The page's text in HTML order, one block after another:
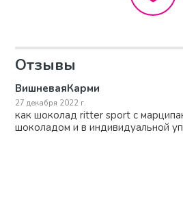
Отзывы
ВишневаяКарми
27 декабря 2022 г.
как шоколад ritter sport с
шоколадом и в индивидуальной